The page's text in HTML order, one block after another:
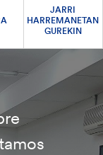
JARRI
HARREMANETAN
GUREKIN